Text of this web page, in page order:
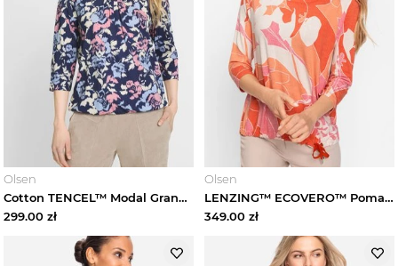
Olsen
Cotton TENCEL™ Modal Granatowa bluzka damska Clara w kwiaty – Vintage Romance Olsen
299.00 zł
Olsen
LENZING™ ECOVERO™ Pomarańczowa bluzka damska Clara we wzory - French Flair Olsen
349.00 zł